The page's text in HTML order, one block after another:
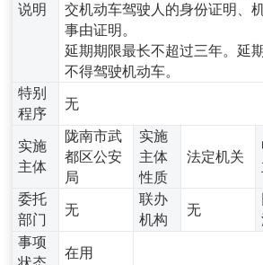
说明
交机动车驾驶人的身份证明、
事由证明。
延期期限最长不超过三年。延
不得驾驶机动车。
特别
程序
无
实施
主体
陇南市武
都区公安
局
实施
主体
性质
法定机关
委托
部门
无
联办
机构
无
事项
在用